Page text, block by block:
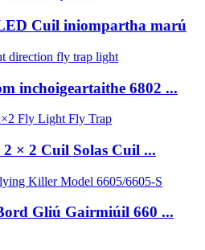
Cuil iniompartha marú
inchoigeartaithe 6802 ...
× 2 Cuil Solas Cuil ...
Gliú Gairmiúil 660 ...